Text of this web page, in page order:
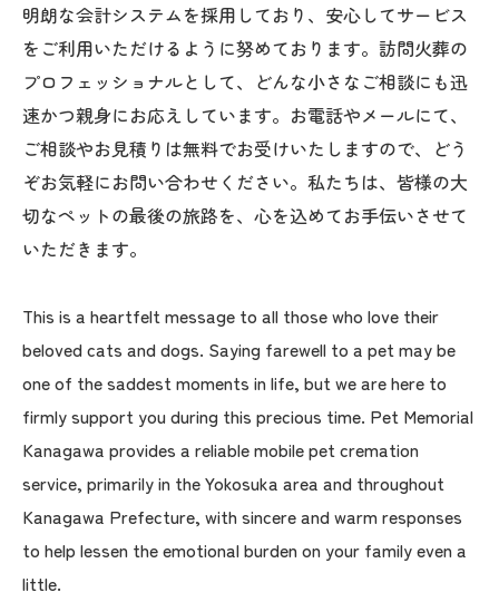
明朗な会計システムを採用しており、安心してサービス
をご利用いただけるように努めております。訪問火葬の
プロフェッショナルとして、どんな小さなご相談にも迅
速かつ親身にお応えしています。お電話やメールにて、
ご相談やお見積りは無料でお受けいたしますので、どう
ぞお気軽にお問い合わせください。私たちは、皆様の大
切なペットの最後の旅路を、心を込めてお手伝いさせて
いただきます。
This is a heartfelt message to all those who love their
beloved cats and dogs. Saying farewell to a pet may be
one of the saddest moments in life, but we are here to
firmly support you during this precious time. Pet Memorial
Kanagawa provides a reliable mobile pet cremation
service, primarily in the Yokosuka area and throughout
Kanagawa Prefecture, with sincere and warm responses
to help lessen the emotional burden on your family even a
little.